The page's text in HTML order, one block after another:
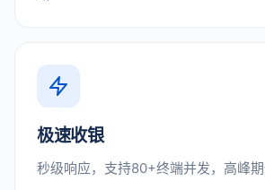
极速收银
秒级响应，支持80+终端并发，高峰